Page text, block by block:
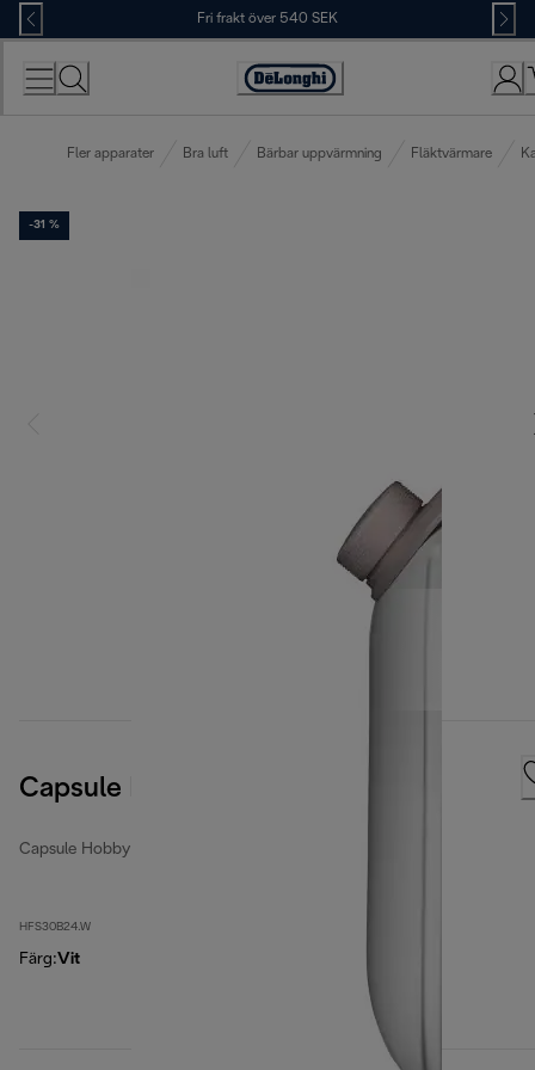
Skip
to
Content
Fri frakt över 540 SEK
Accessibility
Fler apparater Bra luft Bärbar uppvärmning Fläktvärmare
-31 %
Capsule Hobby
Capsule Hobby
HFS30B24.W
Färg:Vit